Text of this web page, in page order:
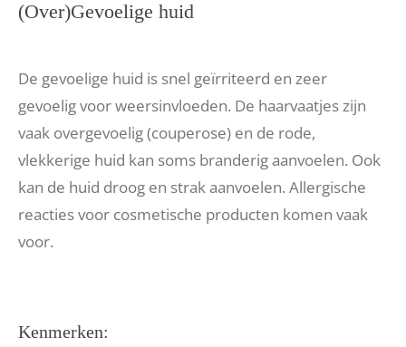
(Over)Gevoelige huid
De gevoelige huid is snel geïrriteerd en zeer
gevoelig voor weersinvloeden. De haarvaatjes zijn
vaak overgevoelig (couperose) en de rode,
vlekkerige huid kan soms branderig aanvoelen. Ook
kan de huid droog en strak aanvoelen. Allergische
reacties voor cosmetische producten komen vaak
voor.
Kenmerken: